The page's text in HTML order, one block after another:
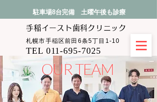
駐車場8台完備 土曜午後も診療
手稲イースト​歯科クリニック
札幌市手稲区前田6条5丁目1-10
TEL 011-695-7025
​OUR TEAM